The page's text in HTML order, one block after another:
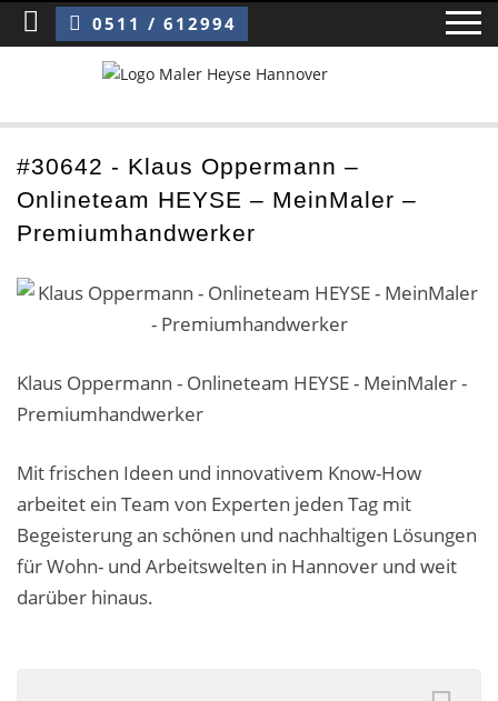
Sie sind hier:Klaus Oppermann – Onlineteam HEYSE – MeinMaler – Premiumhandwerker
0511 / 612994
Home
Blog
Über uns
Referenzen und Kundenbewertungen
Storytelling
Malerarbeiten in der Region
Stellenangebote: Maler-Facharbeiter gesucht
Stellenangebot: Backoffice Manager/in
#30642 - Klaus Oppermann –
Onlineteam HEYSE – MeinMaler –
Premiumhandwerker
Klaus Oppermann - Onlineteam HEYSE - MeinMaler -
Premiumhandwerker
Mit frischen Ideen und innovativem Know-How
arbeitet ein Team von Experten jeden Tag mit
Begeisterung an schönen und nachhaltigen Lösungen
für Wohn- und Arbeitswelten in Hannover und weit
darüber hinaus.